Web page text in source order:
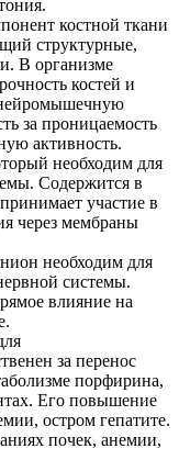
костной ткани
структурные,
В организме
костей и
за проницаемость
активность.
необходим для
Содержится в
участие в
через мембраны
необходим для
системы.
влияние на
за перенос
порфирина,
Его повышение
остром гепатите.
почек, анемии,